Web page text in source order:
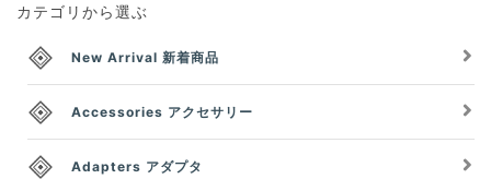
カテゴリから選ぶ
New Arrival 新着商品
Accessories アクセサリー
Adapters アダプタ